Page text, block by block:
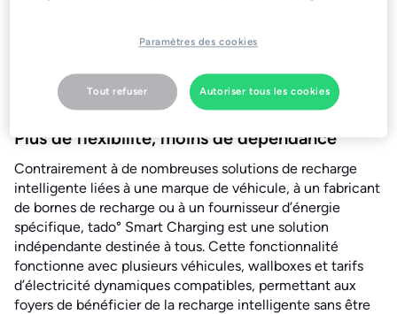
compatible avec plus de 15 marques de véhicules
Volkswagen.
Plus de flexibilité, moins de dépendance
Contrairement à de nombreuses solutions de recharge
intelligente liées à une marque de véhicule, à un fabricant
de bornes de recharge ou à un fournisseur d’énergie
spécifique, tado° Smart Charging est une solution
indépendante destinée à tous. Cette fonctionnalité
fonctionne avec plusieurs véhicules, wallboxes et tarifs
d’électricité dynamiques compatibles, permettant aux
foyers de bénéficier de la recharge intelligente sans être
Paramètres des cookies
Tout refuser Autoriser tous les cookies